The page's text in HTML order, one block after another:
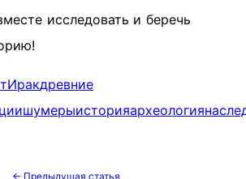
исследовать и беречь
Иракдревние
шумерыисторияархеология
← Предыдущая статья